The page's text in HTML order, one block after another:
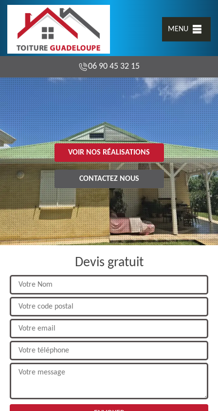
MENU
06 90 45 32 15
VOIR NOS RÉALISATIONS
CONTACTEZ NOUS
Devis gratuit